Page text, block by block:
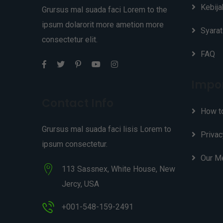
Grursus mal suada faci Lorem to the
ipsum dolarorit more ametion more
consectetur elit.
Grursus mal suada faci lisis Lorem to
ipsum consectetur.
113 Sassnex, White House, New
Jercy, USA
+001-548-159-2491
FAQ
How
Our